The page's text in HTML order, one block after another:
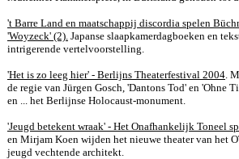
't Barre Land en maatschappij discordia spelen
'Woyzeck' (2). Japanse slaapkamerdagboeken en
intrigerende vertelvoorstelling.
'Het is zo leeg hier' - Berlijns Theaterfestival 2004.
de regie van Jürgen Gosch, 'Dantons Tod' en 'Ohne
en ... het Berlijnse Holocaust-monument.
'Jeugd betekent wraak' - Het Onafhankelijk Toneel
en Mirjam Koen wijden het nieuwe theater van het
jeugd vechtende architekt.